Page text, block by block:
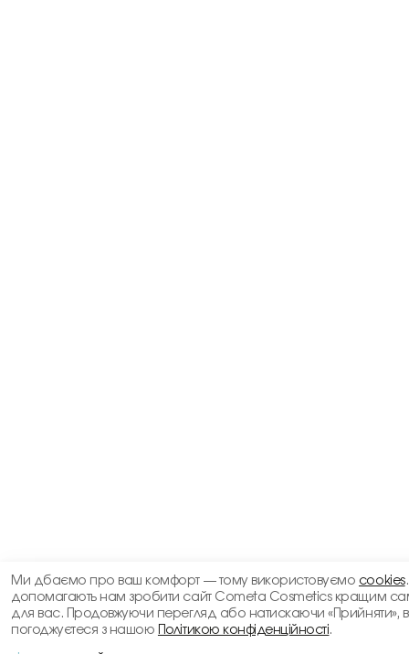
Ми дбаємо про ваш комфорт — тому використовуємо cookies
допомагають нам зробити сайт Cometa Cosmetics кращим
для вас. Продовжуючи перегляд або натискаючи «Прийняти»,
погоджуєтеся з нашою
Політикою конфіденційності.